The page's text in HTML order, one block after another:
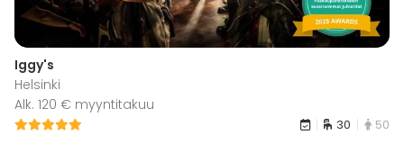
Iggy's
Helsinki
Alk. 120 € myyntitakuu
30 50